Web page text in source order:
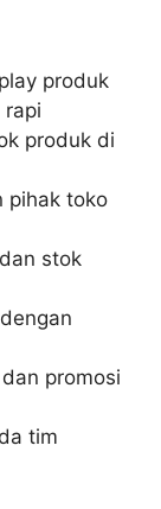
produk
produk di
pihak toko
stok
promosi
tim